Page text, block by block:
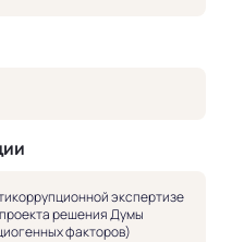
экспертизе
решения Думы
факторов)